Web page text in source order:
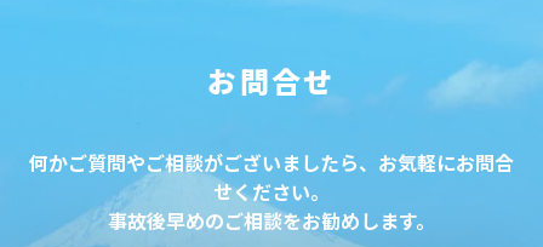
お問合せ
何かご質問やご相談がございましたら、お気軽にお問合
せください。
事故後早めのご相談をお勧めします。